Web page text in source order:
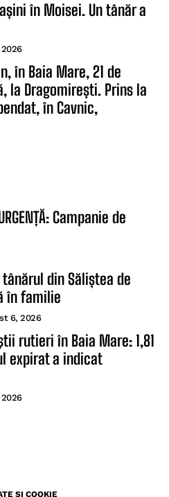
în Moisei. Un tânăr a
în Baia Mare, 21 de
la Dragomirești. Prins la
în Cavnic,
Campanie de
din Săliștea de
în familie
6, 2026
rutieri în Baia Mare: 1,81
expirat a indicat
ŞI COOKIE